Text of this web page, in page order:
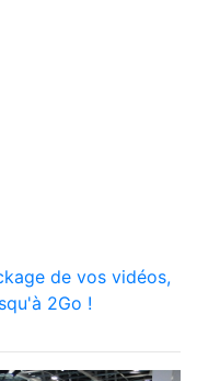
de vos vidéos,
2Go !